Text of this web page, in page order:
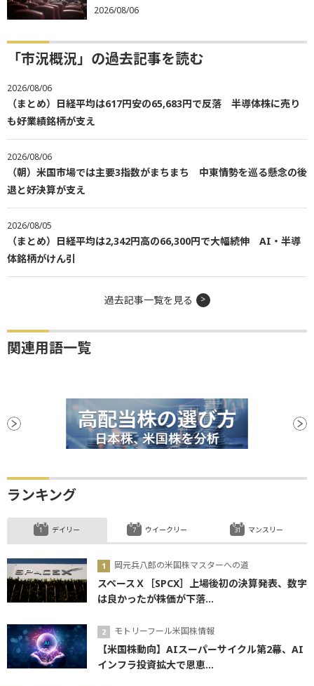
2026/08/06
「市況概況」の過去記事を読む
2026/08/06
（まとめ）日経平均は617円安の65,683円で反落 半導体株に売り
も好業績銘柄が支え
2026/08/06
（朝）米国市場では主要3指数がまちまち 中東情勢を巡る懸念の後
退と好決算が支え
2026/08/05
（まとめ）日経平均は2,342円高の66,300円で大幅続伸 AI・半導
体銘柄がけん引
過去記事一覧を見る
関連用語一覧
ランキング
デイリー
岡元兵八郎の米国株マスターへの道
スペースＸ［SPCX］上場後初の決算発表、数字
は良かったが株価が下落...
モトリーフール米国株情報
【米国株動向】AIスーパーサイクル第2幕、AI
インフラ投資拡大で恩恵...
ウイークリー マンスリー